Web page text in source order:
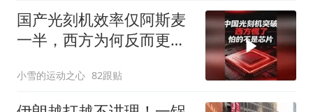
国产光刻机效率仅阿斯麦
一半，西方为何反而更
小雪的运动之心 82跟贴